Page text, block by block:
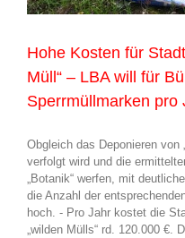
Hohe Kosten für
Müll“ – LBA will für
Sperrmüllmarken pro
Obgleich das Deponieren von
verfolgt wird und die
„Botanik“ werfen, mit
die Anzahl der
hoch. - Pro Jahr kostet die
„wilden Mülls“ rd. 120.000 €.